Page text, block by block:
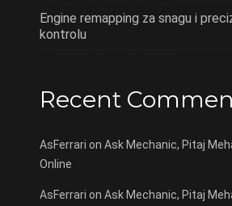
Engine remapping za snagu i
kontrolu
Recent
AsFerrari on Ask Mechanic, Pitaj
Online
AsFerrari on Ask Mechanic, Pitaj